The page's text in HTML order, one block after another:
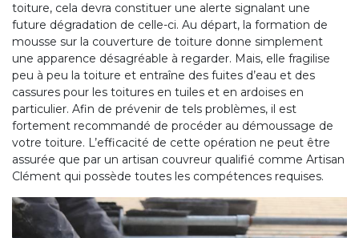
toiture, cela devra constituer une alerte signalant une
future dégradation de celle-ci. Au départ, la formation de
mousse sur la couverture de toiture donne simplement
une apparence désagréable à regarder. Mais, elle fragilise
peu à peu la toiture et entraîne des fuites d’eau et des
cassures pour les toitures en tuiles et en ardoises en
particulier. Afin de prévenir de tels problèmes, il est
fortement recommandé de procéder au démoussage de
votre toiture. L’efficacité de cette opération ne peut être
assurée que par un artisan couvreur qualifié comme Artisan
Clément qui possède toutes les compétences requises.